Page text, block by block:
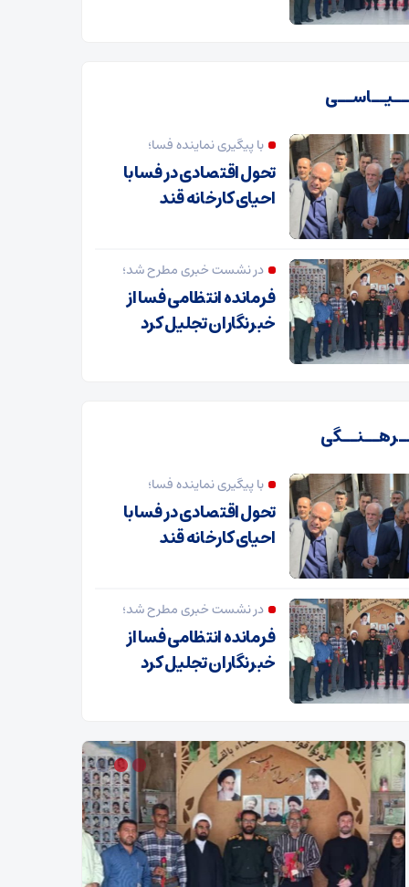
با پیگیری نماینده فسا؛
تحول اقتصادی در فسا با
احیای کارخانه قند
در نشست خبری مطرح شد؛
فرمانده انتظامی فسا از
خبرنگاران تجلیل کرد
با پیگیری نماینده فسا؛
تحول اقتصادی در فسا با
احیای کارخانه قند
در نشست خبری مطرح شد؛
فرمانده انتظامی فسا از
خبرنگاران تجلیل کرد